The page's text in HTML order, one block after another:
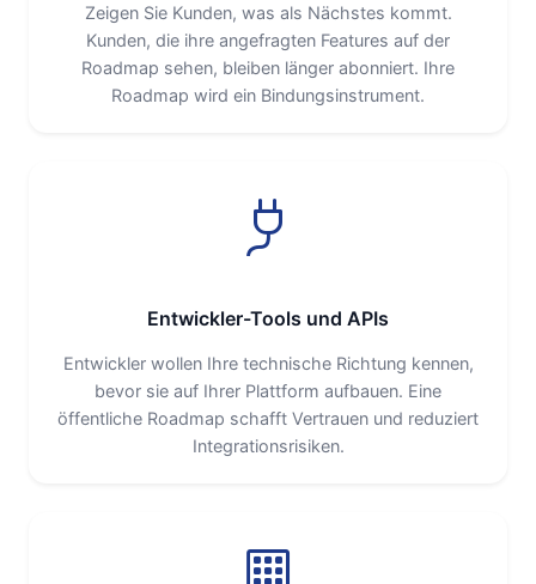
Zeigen Sie Kunden, was als Nächstes kommt.
Kunden, die ihre angefragten Features auf der
Roadmap sehen, bleiben länger abonniert. Ihre
Roadmap wird ein Bindungsinstrument.
Entwickler-Tools und APIs
Entwickler wollen Ihre technische Richtung kennen,
bevor sie auf Ihrer Plattform aufbauen. Eine
öffentliche Roadmap schafft Vertrauen und reduziert
Integrationsrisiken.